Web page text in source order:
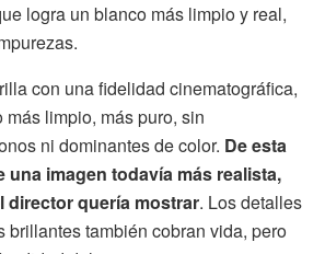
logra un blanco más limpio y real,
con una fidelidad cinematográfica,
limpio, más puro, sin
ni dominantes de color. De esta
una imagen todavía más realista,
director quería mostrar. Los detalles
brillantes también cobran vida, pero